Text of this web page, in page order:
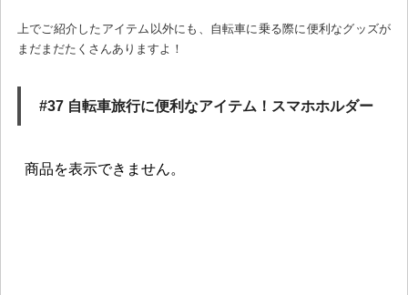
上でご紹介したアイテム以外にも、自転車に乗る際に便利なグッズが
まだまだたくさんありますよ！
#37 自転車旅行に便利なアイテム！スマホホルダー